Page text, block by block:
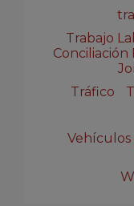
Trabajo
Conciliación
Tráfico
Vehículos